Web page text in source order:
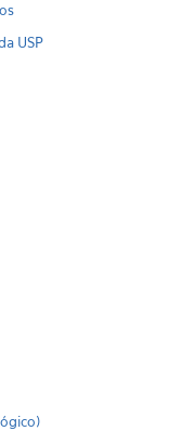
USP